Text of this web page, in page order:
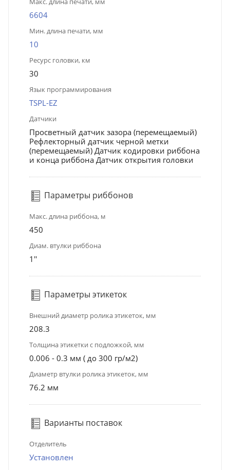
6604
Мин. длина печати, мм
10
Ресурс головки, км
30
Язык программирования
TSPL-EZ
Датчики
Просветный датчик зазора (перемещаемый)
Рефлекторный датчик черной метки
(перемещаемый) Датчик кодировки риббона
и конца риббона Датчик открытия головки
Параметры риббонов
Макс. длина риббона, м
450
Диам. втулки риббона
1''
Параметры этикеток
Внешний диаметр ролика этикеток, мм
208.3
Толщина этикетки с подложкой, мм
0.006 - 0.3 мм ( до 300 гр/м2)
Диаметр втулки ролика этикеток, мм
76.2 мм
Варианты поставок
Отделитель
Установлен